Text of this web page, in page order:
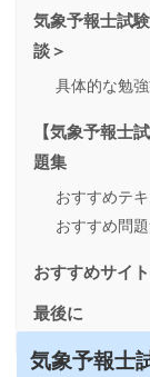
気象予報士試
談＞
具体的な勉
【気象予報士
題集
おすすめテ
おすすめ問
おすすめサイ
最後に
気象予報士